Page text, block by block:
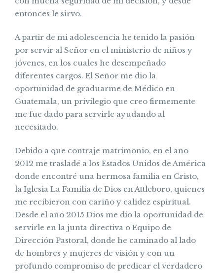
entonces le sirvo.
A partir de mi adolescencia he tenido la pasión
por servir al Señor en el ministerio de niños y
jóvenes, en los cuales he desempeñado
diferentes cargos. El Señor me dio la
oportunidad de graduarme de Médico en
Guatemala, un privilegio que creo firmemente
me fue dado para servirle ayudando al
necesitado.
Debido a que contraje matrimonio, en el año
2012 me trasladé a los Estados Unidos de América
donde encontré una hermosa familia en Cristo,
la Iglesia La Familia de Dios en Attleboro, quienes
me recibieron con cariño y calidez espiritual.
Desde el año 2015 Dios me dio la oportunidad de
servirle en la junta directiva o Equipo de
Dirección Pastoral, donde he caminado al lado
de hombres y mujeres de visión y con un
profundo compromiso de predicar el verdadero